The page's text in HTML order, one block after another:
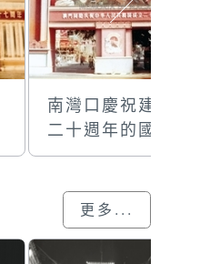
南灣口慶祝建國
二十週年的國慶
牌樓
更多...